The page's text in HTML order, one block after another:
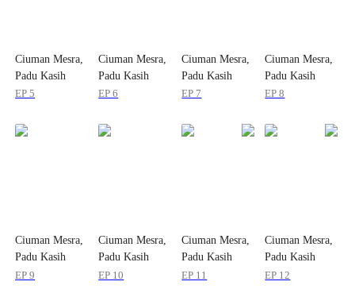
Ciuman Mesra,
Padu Kasih
EP 5
Ciuman Mesra,
Padu Kasih
EP 6
Ciuman Mesra,
Padu Kasih
EP 7
Ciuman Mesra,
Padu Kasih
EP 8
Ciuman Mesra,
Padu Kasih
EP 9
Ciuman Mesra,
Padu Kasih
EP 10
Ciuman Mesra,
Padu Kasih
EP 11
Ciuman Mesra,
Padu Kasih
EP 12